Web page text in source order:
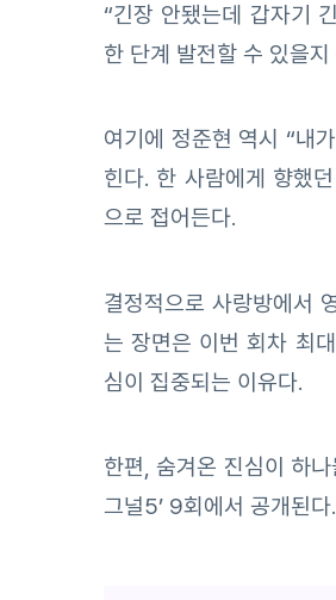
“긴장 안됐는데 갑자기
한 단계 발전할 수 있을
여기에 정준현 역시 “내
힌다. 한 사람에게 향했
으로 접어든다.
결정적으로 사랑방에서
는 장면은 이번 회차 최
심이 집중되는 이유다.
한편, 숨겨온 진심이 하
그널5’ 9회에서 공개된다.